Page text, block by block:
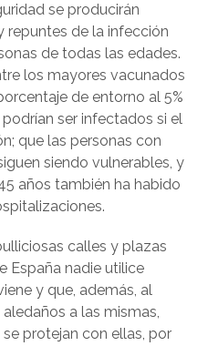
se producirán
repuntes de la infección
de todas las edades.
los mayores vacunados
de entorno al 5%
ser infectados si el
que las personas con
siendo vulnerables, y
años también ha habido
calles y plazas
España nadie utilice
y que, además, al
a las mismas,
protejan con ellas, por